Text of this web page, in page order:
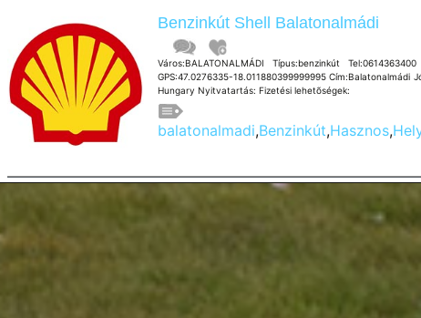
Benzinkút Shell Balatonalmádi
Város:BALATONALMÁDI Típus:benzinkút
GPS:47.0276335-18.011880399999995 Cím:Balatonalmádi
Hungary Nyitvatartás: Fizetési lehetõségek:
balatonalmadi,Benzinkút,Hasznos,